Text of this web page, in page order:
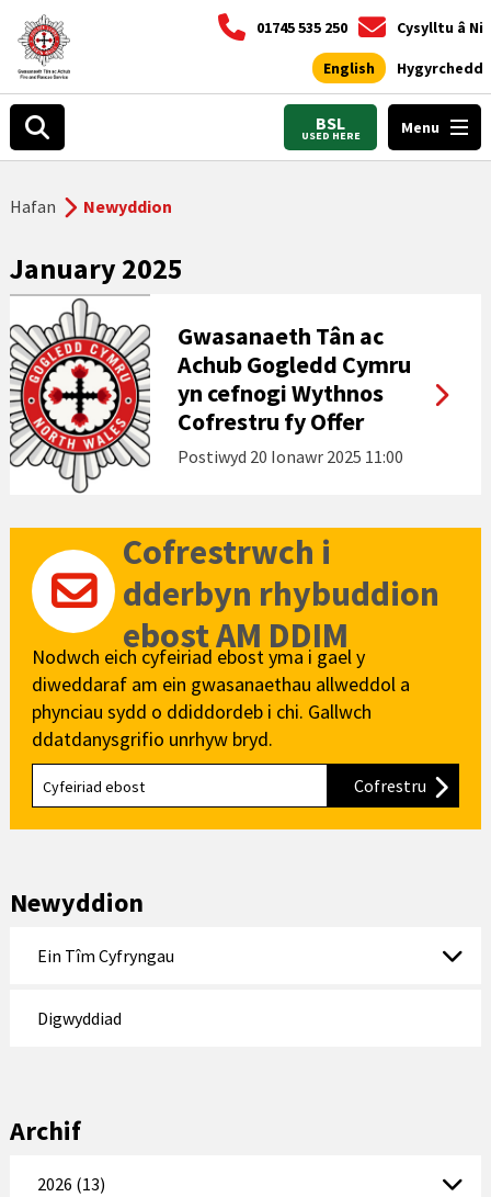
01745 535 250 Cysylltu â Ni
English Hygyrchedd
BSL
USED HERE Menu
Hafan Newyddion
January 2025
Gwasanaeth Tân ac
Achub Gogledd Cymru
yn cefnogi Wythnos
Cofrestru fy Offer
Postiwyd 20 Ionawr 2025 11:00
Cofrestrwch i
dderbyn rhybuddion
ebost AM DDIM
Nodwch eich cyfeiriad ebost yma i gael y
diweddaraf am ein gwasanaethau allweddol a
phynciau sydd o ddiddordeb i chi. Gallwch
ddatdanysgrifio unrhyw bryd.
Cofrestru i'n
Newyddion
Ein Tîm Cyfryngau
Digwyddiad
Archif
2026 (13)